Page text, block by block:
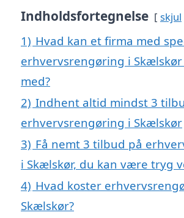
Indholdsfortegnelse skjul
1) Hvad kan et firma med
erhvervsrengøring i
med?
2) Indhent altid mindst 3
erhvervsrengøring i Skælskør
3) Få nemt 3 tilbud på
i Skælskør, du kan være tryg
4) Hvad koster
Skælskør?